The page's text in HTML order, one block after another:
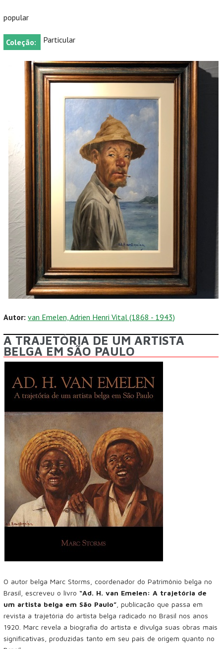
popular
Coleção: Particular
Autor: van Emelen, Adrien Henri Vital (1868 - 1943)
A TRAJETÓRIA DE UM ARTISTA
BELGA EM SÃO PAULO
O autor belga Marc Storms, coordenador do Patrimônio belga no
Brasil, escreveu o livro “Ad. H. van Emelen: A trajetória de
um artista belga em São Paulo” , publicação que passa em
revista a trajetória do artista belga radicado no Brasil nos anos
1920. Marc revela a biografia do artista e divulga suas obras mais
significativas, produzidas tanto em seu país de origem quanto no